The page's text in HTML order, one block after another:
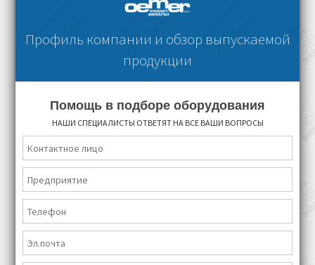
Профиль компании и обзор выпускаемой
продукции
Помощь в подборе оборудования
НАШИ СПЕЦИАЛИСТЫ ОТВЕТЯТ НА ВСЕ ВАШИ ВОПРОСЫ